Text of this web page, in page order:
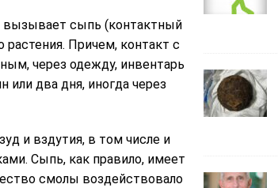
сыпь (контактный
растения. Причем, контакт с
через одежду, инвентарь
или два дня, иногда через
и вздутия, в том числе и
Сыпь, как правило, имеет
смолы воздействовало